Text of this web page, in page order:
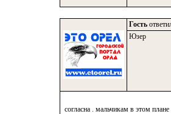
Гость
Юзер
согласна . мальчикам в этом